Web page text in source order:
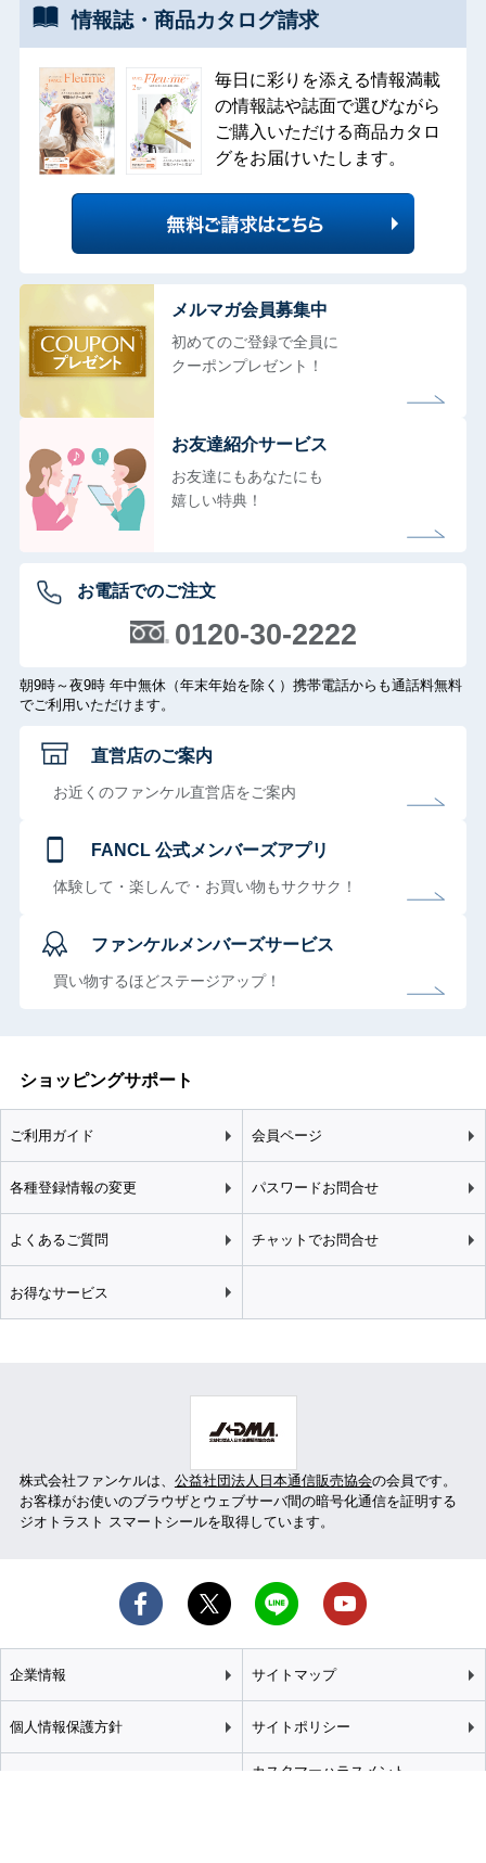
情報誌・ 商品カタログ請求
毎日に彩りを添える情報満載
の情報誌や誌面で選びながら
ご購入いただける商品カタロ
グをお届けいたします。
メルマガ会員募集中
初めてのご登録で全員に
クーポンプレゼント！
お友達紹介サービス
お友達にもあなたにも
嬉しい特典！
お電話でのご注文
0120-30-2222
朝9時～夜9時 年中無休（年末年始を除く）携帯電話からも通話料無料
でご利用いただけます。
直営店のご案内
お近くのファンケル直営店をご案内
FANCL 公式メンバーズアプリ
体験して・楽しんで・お買い物もサクサク！
ファンケルメンバーズサービス
買い物するほどステージアップ！
ショッピングサポート
ご利用ガイド 会員ページ
各種登録情報の変更 パスワードお問合せ
よくあるご質問 チャットでお問合せ
お得なサービス
株式会社ファンケルは、 公益社団法人日本通信販売協会の会員です。
お客様がお使いのブラウザとウェブサーバ間の暗号化通信を証明する
ジオトラスト スマートシールを取得しています。
企業情報 サイトマップ
個人情報保護方針 サイトポリシー
カスタマーハラスメント